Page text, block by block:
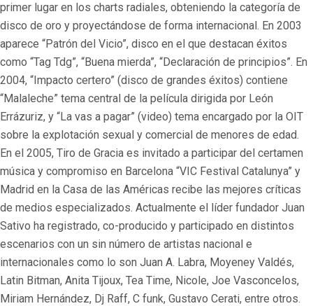
primer lugar en los charts radiales, obteniendo la categoría de
disco de oro y proyectándose de forma internacional. En 2003
aparece “Patrón del Vicio”, disco en el que destacan éxitos
como “Tag Tdg”, “Buena mierda”, “Declaración de principios”. En
2004, “Impacto certero” (disco de grandes éxitos) contiene
“Malaleche” tema central de la película dirigida por León
Errázuriz, y “La vas a pagar” (video) tema encargado por la OIT
sobre la explotación sexual y comercial de menores de edad.
En el 2005, Tiro de Gracia es invitado a participar del certamen
música y compromiso en Barcelona “VIC Festival Catalunya” y
Madrid en la Casa de las Américas recibe las mejores críticas
de medios especializados. Actualmente el líder fundador Juan
Sativo ha registrado, co-producido y participado en distintos
escenarios con un sin número de artistas nacional e
internacionales como lo son Juan A. Labra, Moyeney Valdés,
Latin Bitman, Anita Tijoux, Tea Time, Nicole, Joe Vasconcelos,
Miriam Hernández, Dj Raff, C funk, Gustavo Cerati, entre otros.